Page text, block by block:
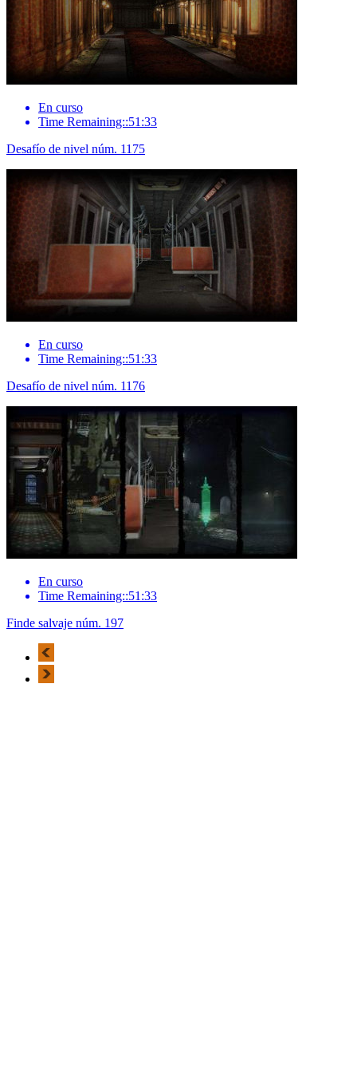
En curso
Time Remaining::51:33
Desafío de nivel núm. 1175
En curso
Time Remaining::51:33
Desafío de nivel núm. 1176
En curso
Time Remaining::51:33
Finde salvaje núm. 197